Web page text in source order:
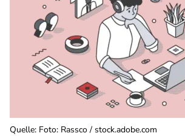
Quelle: Foto: Rassco / stock.adobe.com